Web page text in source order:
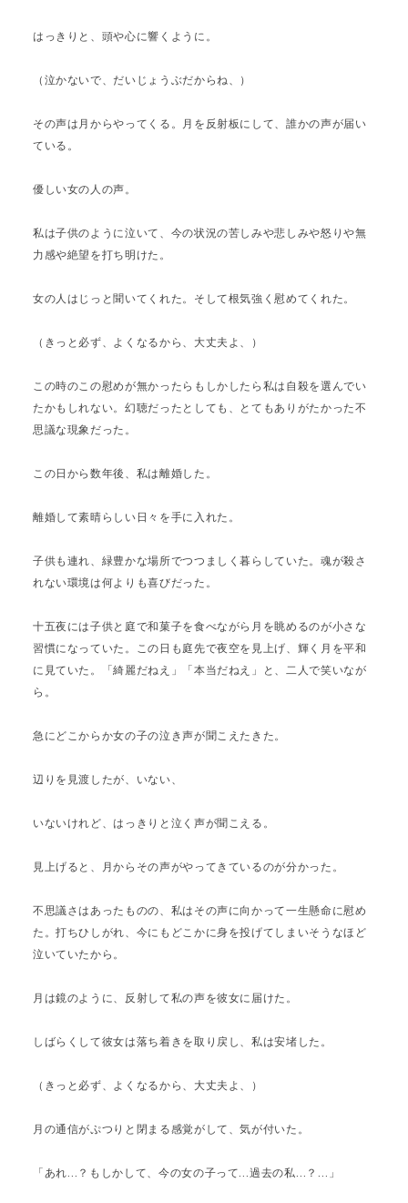
はっきりと、頭や心に響くように。
（泣かないで、だいじょうぶだからね、）
その声は月からやってくる。月を反射板にして、誰かの声が届い
ている。
優しい女の人の声。
私は子供のように泣いて、今の状況の苦しみや悲しみや怒りや無
力感や絶望を打ち明けた。
女の人はじっと聞いてくれた。そして根気強く慰めてくれた。
（きっと必ず、よくなるから、大丈夫よ、）
この時のこの慰めが無かったらもしかしたら私は自殺を選んでい
たかもしれない。幻聴だったとしても、とてもありがたかった不
思議な現象だった。
この日から数年後、私は離婚した。
離婚して素晴らしい日々を手に入れた。
子供も連れ、緑豊かな場所でつつましく暮らしていた。魂が殺さ
れない環境は何よりも喜びだった。
十五夜には子供と庭で和菓子を食べながら月を眺めるのが小さな
習慣になっていた。この日も庭先で夜空を見上げ、輝く月を平和
に見ていた。「綺麗だねえ」「本当だねえ」と、二人で笑いなが
ら。
急にどこからか女の子の泣き声が聞こえたきた。
辺りを見渡したが、いない、
いないけれど、はっきりと泣く声が聞こえる。
見上げると、月からその声がやってきているのが分かった。
不思議さはあったものの、私はその声に向かって一生懸命に慰め
た。打ちひしがれ、今にもどこかに身を投げてしまいそうなほど
泣いていたから。
月は鏡のように、反射して私の声を彼女に届けた。
しばらくして彼女は落ち着きを取り戻し、私は安堵した。
（きっと必ず、よくなるから、大丈夫よ、）
月の通信がぷつりと閉まる感覚がして、気が付いた。
「あれ…？もしかして、今の女の子って…過去の私…？…」